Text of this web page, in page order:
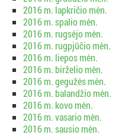
2016 m. lapkričio mėn.
2016 m. spalio mėn.
2016 m. rugsėjo mėn.
2016 m. rugpjūčio mėn.
2016 m. liepos mėn.
2016 m. birželio mėn.
2016 m. gegužės mėn.
2016 m. balandžio mėn.
2016 m. kovo mėn.
2016 m. vasario mėn.
2016 m. sausio mėn.